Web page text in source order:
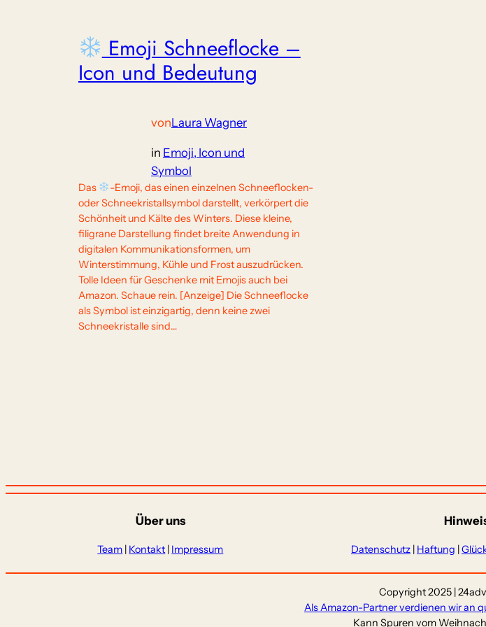
Emoji Schneeflocke –
Icon und Bedeutung
vonLaura Wagner
in Emoji, Icon und
Symbol
Das
-Emoji, das einen einzelnen Schneeflocken-
oder Schneekristallsymbol darstellt, verkörpert die
Schönheit und Kälte des Winters. Diese kleine,
filigrane Darstellung findet breite Anwendung in
digitalen Kommunikationsformen, um
Winterstimmung, Kühle und Frost auszudrücken.
Tolle Ideen für Geschenke mit Emojis auch bei
Amazon. Schaue rein. [Anzeige] Die Schneeflocke
als Symbol ist einzigartig, denn keine zwei
Schneekristalle sind…
Über uns
Team | Kontakt | Impressum Datenschutz | Haftung |
Copyright 2025 |
Als Amazon-Partner verdienen wir an
Kann Spuren vom